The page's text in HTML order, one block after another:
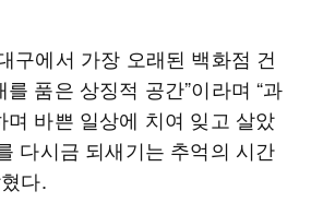
구에서 가장 오래된 백화점 건
품은 상징적 공간”이라며 “과
며 바쁜 일상에 치여 잊고 살았
다시금 되새기는 추억의 시간
다.